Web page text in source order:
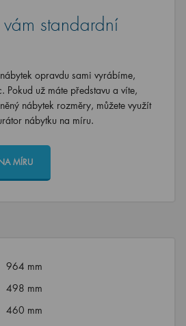
standardní
opravdu sami vyrábíme,
Pokud už máte představu a víte,
nábytek rozměry, můžete využít
nábytku na míru.
MÍRU
964 mm
498 mm
460 mm